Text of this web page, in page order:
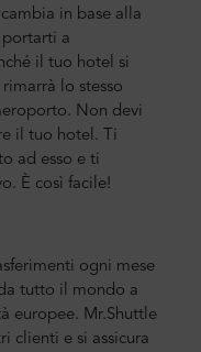
in base alla
portarti a
il tuo hotel si
lo stesso
Non devi
il tuo hotel. Ti
ad esso e ti
È così facile!
ogni mese
tutto il mondo a
europee. Mr.Shuttle
clienti e si assicura